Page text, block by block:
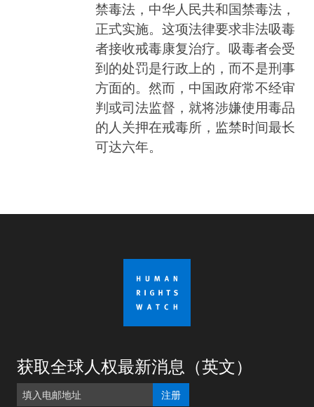
禁毒法，中华人民共和国禁毒法，
正式实施。这项法律要求非法吸毒
者接收戒毒康复治疗。吸毒者会受
到的处罚是行政上的，而不是刑事
方面的。然而，中国政府常不经审
判或司法监督，就将涉嫌使用毒品
的人关押在戒毒所，监禁时间最长
可达六年。
获取全球人权最新消息（英文）
注册